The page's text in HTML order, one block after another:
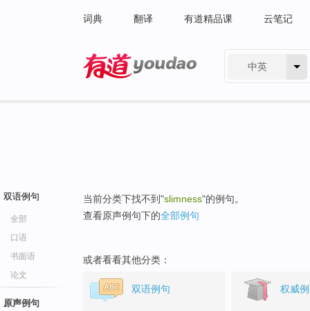
词典 翻译 有道精品课 云笔记
中英
双语例句
全部
口语
书面语
论文
原声例句
当前分类下找不到"slimness"的例句。
查看原声例句下的全部例句
或者看看其他分类：
双语例句 权威